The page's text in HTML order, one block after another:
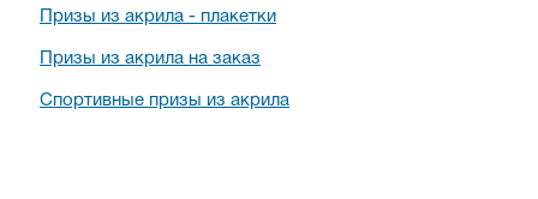
Призы из акрила - плакетки
Призы из акрила на заказ
Спортивные призы из акрила